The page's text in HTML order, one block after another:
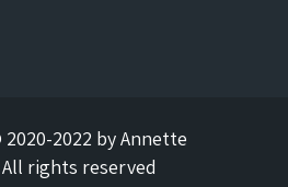
2022 by Annette
All rights reserved